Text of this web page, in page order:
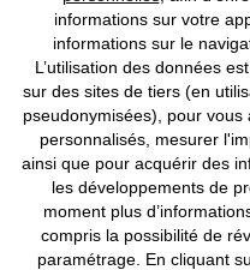
CGV Données
Mentions légales
© 2026 bonprix.
informations sur votre
informations sur le
L’utilisation des données
sur des sites de tiers (en
pseudonymisées), pour
personnalisés, mesurer
ainsi que pour acquérir des
les développements de
moment plus
compris la possibilité de
paramétrage. En cliquant